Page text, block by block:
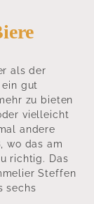
als der
gut
zu bieten
vielleicht
andere
wo das am
richtig. Das
Steffen
sechs